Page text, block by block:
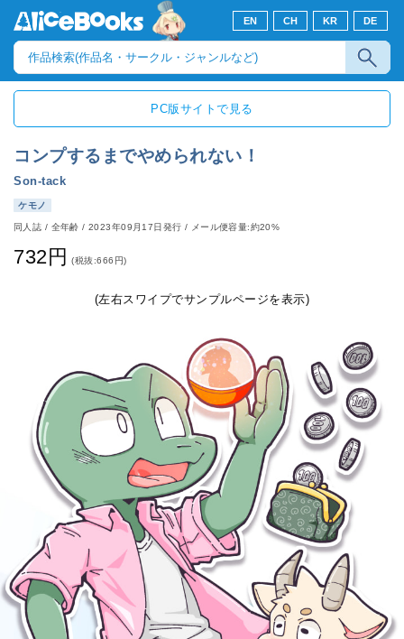
EN CH KR DE
PC版サイトで見る
コンプするまでやめられない！
Son-tack
ケモノ
同人誌 / 全年齢/2023年09月17日発行 / メール便容量:約20%
732円 (税抜:666円)
(左右スワイプでサンプルページを表示)